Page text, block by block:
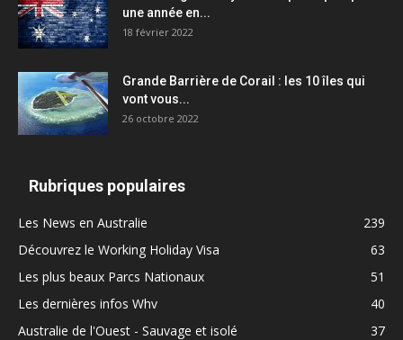
une année en...
18 février 2022
Grande Barrière de Corail : les 10 îles qui
vont vous...
26 octobre 2022
Rubriques populaires
Les News en Australie
239
Découvrez le Working Holiday Visa
63
Les plus beaux Parcs Nationaux
51
Les dernières infos Whv
40
Australie de l'Ouest - Sauvage et isolé
37